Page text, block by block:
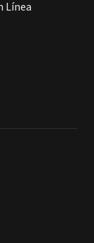
Línea